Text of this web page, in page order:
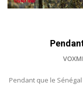
Pendant que le